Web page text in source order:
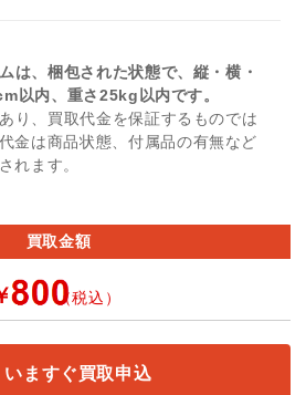
は、梱包された状態で、縦・横・
以内、重さ25kg以内です。
り、買取代金を保証するものでは
金は商品状態、付属品の有無など
れます。
買取金額
（税込）
いますぐ買取申込